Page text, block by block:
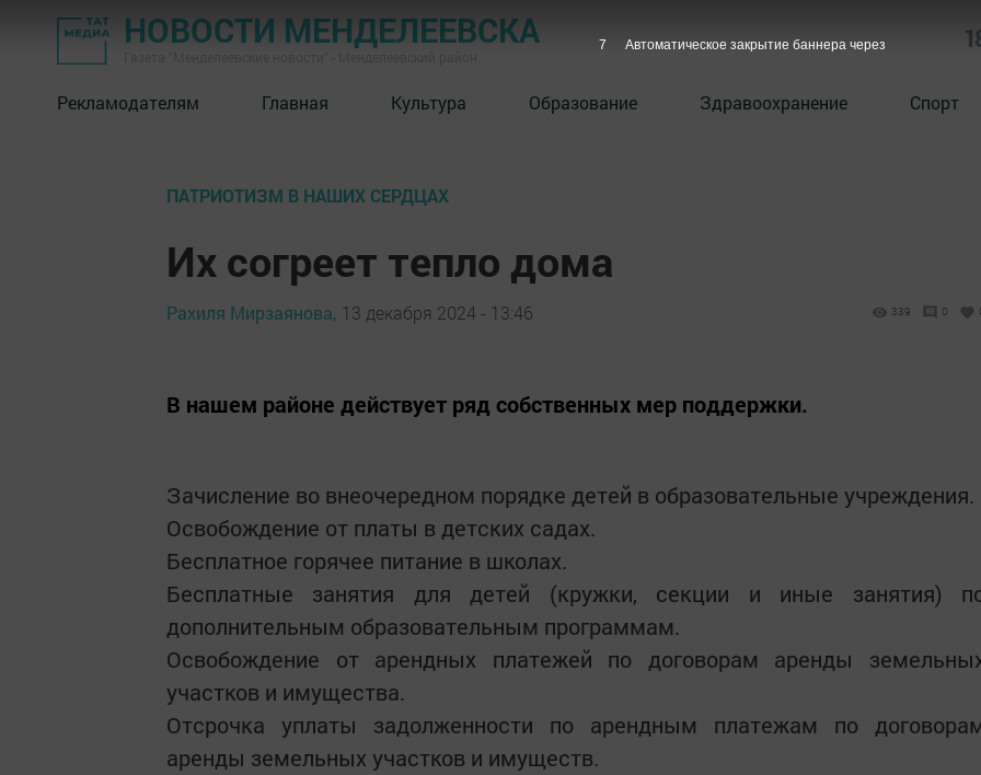
НОВОСТИ МЕНДЕЛЕЕВСКА
Рекламодателям Главная Культура Образование Здравоохранение Спорт
ПАТРИОТИЗМ В НАШИХ СЕРДЦАХ
Их согреет тепло дома
Рахиля Мирзаянова, 13 декабря 2024 - 13:46 339 0
В нашем районе действует ряд собственных мер поддержки.
Зачисление во внеочередном порядке детей в образовательные учреждения.
Освобождение от платы в детских садах.
Бесплатное горячее питание в школах.
Бесплатные занятия для детей (кружки, секции и иные занятия)
дополнительным образовательным программам.
Освобождение от арендных платежей по договорам аренды
участков и имущества.
Отсрочка уплаты задолженности по арендным платежам по
аренды земельных участков и имуществ.
7 Автоматическое закрытие баннера через